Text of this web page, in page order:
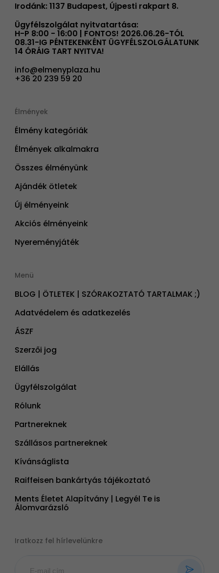
Irodánk: 1137 Budapest, Újpesti rakpart 8.
Ügyfélszolgálat nyitvatartása:
H-P 8:00 - 16:00 | FONTOS! 2026.06.26-TÓL
08.31-IG PÉNTEKENKÉNT ÜGYFÉLSZOLGÁLATUNK
14 ÓRÁIG TART NYITVA!
info@elmenyplaza.hu
+36 20 239 59 20
Élmények
Élmény kategóriák
Élmények alkalmakra
Összes élményünk
Ajándék ötletek
Új élményeink
Akciós élményeink
Nyereményjáték
Menü
BLOG | ÖTLETEK | SZÓRAKOZTATÓ TARTALMAK ;)
Adatvédelem és adatkezelés
ÁSZF
Szerzői jog
Elállás
Ügyfélszolgálat
Rólunk
Partnereknek
Szállásos partnereknek
Kívánságlista
Raiffeisen bankártyás tájékoztató
Ments Életet Alapítvány | Legyél Te is
Álomvarázsló
Iratkozz fel hírlevelünkre